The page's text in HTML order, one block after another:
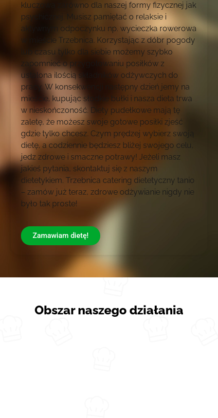
kluczowa zarówno dla naszej formy fizycznej jak
psychicznej. Musisz pamiętać o relaksie i
aktywnym odpoczynku np. wycieczka rowerowa
w mieście Trzebnica. Korzystając z dóbr pogody
lub czasu tylko dla siebie możemy szybko
zapomnieć o przygotowaniu posiłków z
ustalona ilością składników odżywczych do
pracy. W konsekwencji następny dzień jemy na
mieście, kupując słodkie bułki i nasza dieta trwa
w nieskończoność. Diety pudełkowe mają tę
zaletę, że możesz swoje gotowe posiłki zjeść
gdzie tylko chcesz. Czym prędzej wybierz swoją
dietę, a codziennie będziesz bliżej swojego celu,
jedz zdrowe i smaczne potrawy! Jeżeli masz
jakieś pytania, skontaktuj się z naszym
dietetykiem. Trzebnica catering dietetyczny tanio
– zamów już teraz, zdrowe odżywianie nigdy nie
było tak proste!
Zamawiam dietę!
Obszar naszego działania